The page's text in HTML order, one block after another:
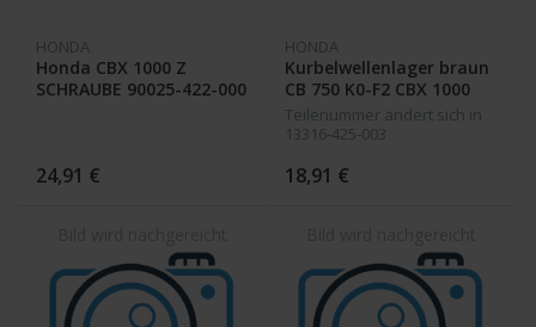
HONDA
Honda CBX 1000 Z
SCHRAUBE 90025-422-000
24,91 €
HONDA
Kurbelwellenlager braun
CB 750 K0-F2 CBX 1000
Teilenummer ändert sich in
13316-425-003
18,91 €